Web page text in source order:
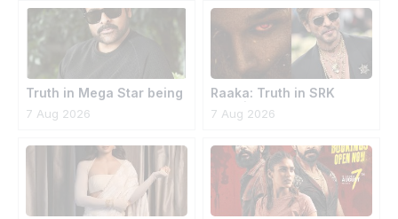
Truth in Mega Star being
The AP Brand
Ambassador
7 Aug 2026
Raaka: Truth in SRK
Special
7 Aug 2026